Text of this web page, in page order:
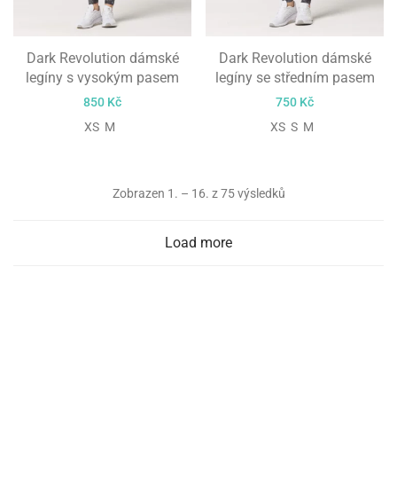
Dark Revolution dámské
legíny s vysokým pasem
850 Kč
XS M
Dark Revolution dámské
legíny se středním pasem
750 Kč
XS S M
Zobrazen 1. – 16. z 75 výsledků
Load more